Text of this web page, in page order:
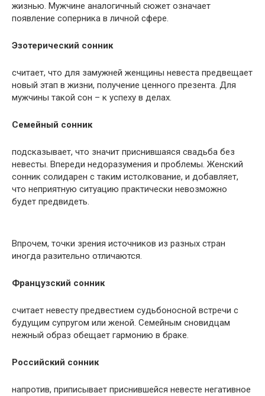
жизнью. Мужчине аналогичный сюжет означает
появление соперника в личной сфере.
Эзотерический сонник
считает, что для замужней женщины невеста предвещает
новый этап в жизни, получение ценного презента. Для
мужчины такой сон – к успеху в делах.
Семейный сонник
подсказывает, что значит приснившаяся свадьба без
невесты. Впереди недоразумения и проблемы. Женский
сонник солидарен с таким истолкование, и добавляет,
что неприятную ситуацию практически невозможно
будет предвидеть.
Впрочем, точки зрения источников из разных стран
иногда разительно отличаются.
Французский сонник
считает невесту предвестием судьбоносной встречи с
будущим супругом или женой. Семейным сновидцам
нежный образ обещает гармонию в браке.
Российский сонник
напротив, приписывает приснившейся невесте негативное